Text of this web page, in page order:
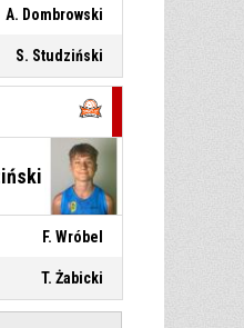
A. Dombrowski
S. Studziński
F. Wróbel
T. Żabicki